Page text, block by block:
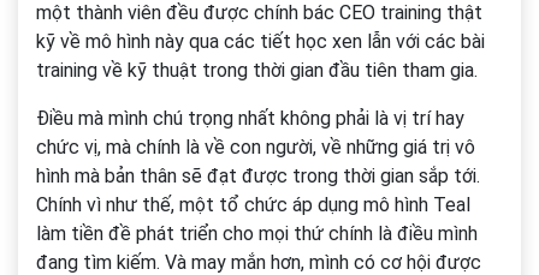
một thành viên đều được chính bác CEO training thật
kỹ về mô hình này qua các tiết học xen lẫn với các bài
training về kỹ thuật trong thời gian đầu tiên tham gia.
Điều mà mình chú trọng nhất không phải là vị trí hay
chức vị, mà chính là về con người, về những giá trị vô
hình mà bản thân sẽ đạt được trong thời gian sắp tới.
Chính vì như thế, một tổ chức áp dụng mô hình Teal
làm tiền đề phát triển cho mọi thứ chính là điều mình
đang tìm kiếm. Và may mắn hơn, mình có cơ hội được